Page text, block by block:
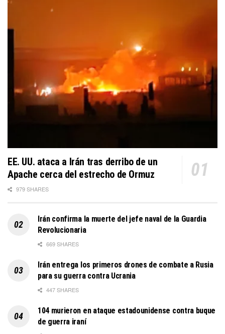
EE. UU. ataca a Irán tras derribo de un
Apache cerca del estrecho de Ormuz
979 SHARES
Irán confirma la muerte del jefe naval de la Guardia
Revolucionaria
669 SHARES
Irán entrega los primeros drones de combate a Rusia
para su guerra contra Ucrania
447 SHARES
104 murieron en ataque estadounidense contra buque
de guerra iraní